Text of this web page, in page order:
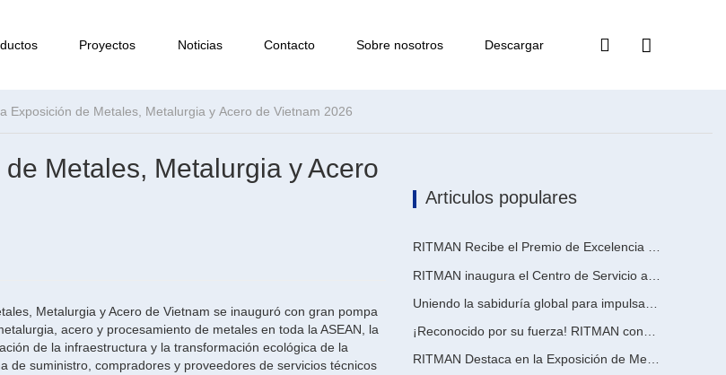
Proyectos Noticias Contacto Sobre nosotros Descargar
Exposición de Metales, Metalurgia y Acero de Vietnam 2026
Metales, Metalurgia y Acero
Metalurgia y Acero de Vietnam se inauguró con gran pompa
acero y procesamiento de metales en toda la ASEAN, la
de la infraestructura y la transformación ecológica de la
de suministro, compradores y proveedores de servicios técnicos
Articulos populares
RITMAN Recibe el Premio de Excelencia en Patentes de China
RITMAN Destaca en la Exposición de Metales, Metalurgia y Acero de Vietnam 2026